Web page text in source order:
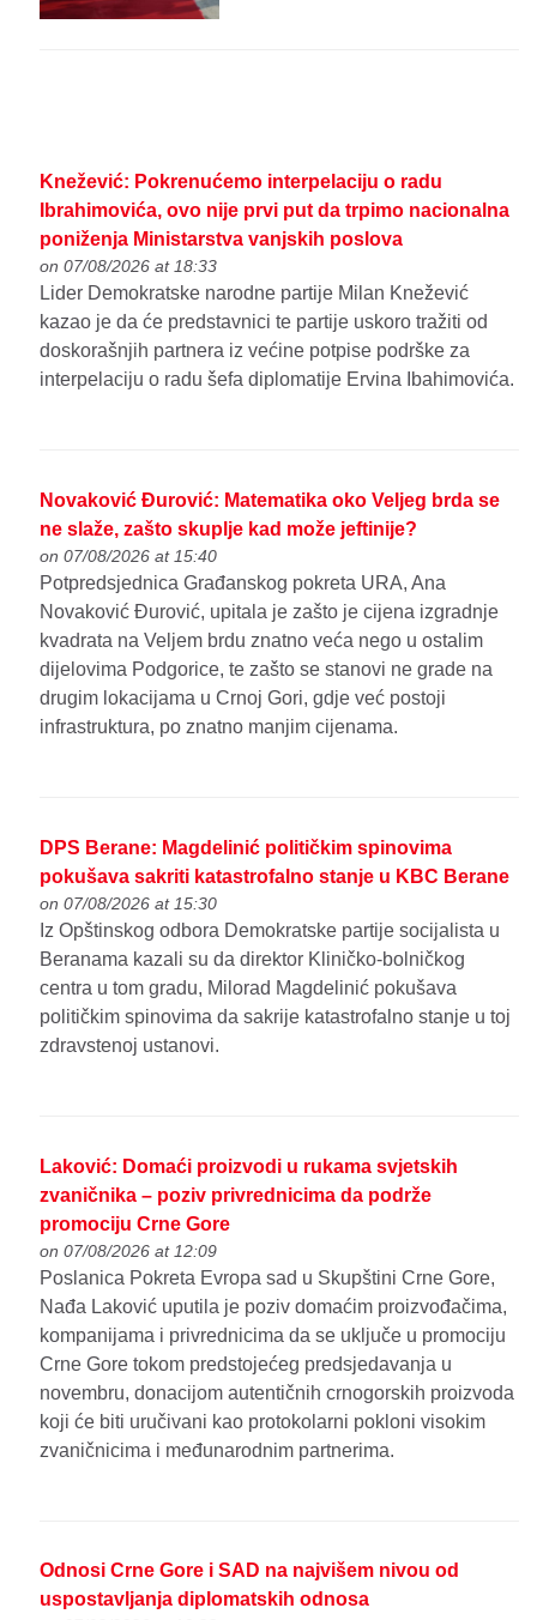
Knežević: Pokrenućemo interpelaciju o radu
Ibrahimovića, ovo nije prvi put da trpimo nacionalna
poniženja Ministarstva vanjskih poslova
on 07/08/2026 at 18:33
Lider Demokratske narodne partije Milan Knežević
kazao je da će predstavnici te partije uskoro tražiti od
doskorašnjih partnera iz većine potpise podrške za
interpelaciju o radu šefa diplomatije Ervina Ibahimovića.
Novaković Đurović: Matematika oko Veljeg brda se
ne slaže, zašto skuplje kad može jeftinije?
on 07/08/2026 at 15:40
Potpredsjednica Građanskog pokreta URA, Ana
Novaković Đurović, upitala je zašto je cijena izgradnje
kvadrata na Veljem brdu znatno veća nego u ostalim
dijelovima Podgorice, te zašto se stanovi ne grade na
drugim lokacijama u Crnoj Gori, gdje već postoji
infrastruktura, po znatno manjim cijenama.
DPS Berane: Magdelinić političkim spinovima
pokušava sakriti katastrofalno stanje u KBC Berane
on 07/08/2026 at 15:30
Iz Opštinskog odbora Demokratske partije socijalista u
Beranama kazali su da direktor Kliničko-bolničkog
centra u tom gradu, Milorad Magdelinić pokušava
političkim spinovima da sakrije katastrofalno stanje u toj
zdravstenoj ustanovi.
Laković: Domaći proizvodi u rukama svjetskih
zvaničnika – poziv privrednicima da podrže
promociju Crne Gore
on 07/08/2026 at 12:09
Poslanica Pokreta Evropa sad u Skupštini Crne Gore,
Nađa Laković uputila je poziv domaćim proizvođačima,
kompanijama i privrednicima da se uključe u promociju
Crne Gore tokom predstojećeg predsjedavanja u
novembru, donacijom autentičnih crnogorskih proizvoda
koji će biti uručivani kao protokolarni pokloni visokim
zvaničnicima i međunarodnim partnerima.
Odnosi Crne Gore i SAD na najvišem nivou od
uspostavljanja diplomatskih odnosa